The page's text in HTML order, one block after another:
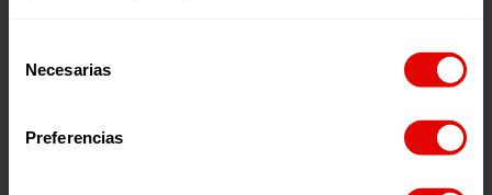
Necesarias
Preferencias